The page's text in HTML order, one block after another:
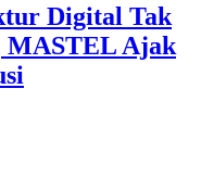
Digital Tak
MASTEL Ajak